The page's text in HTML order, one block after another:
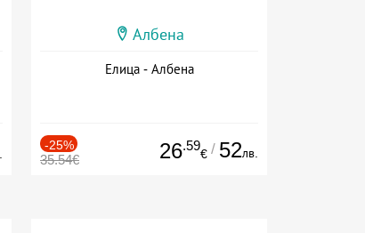
Албена
Елица - Албена
-25%
35.54€ 26.59
€ / 52лв.